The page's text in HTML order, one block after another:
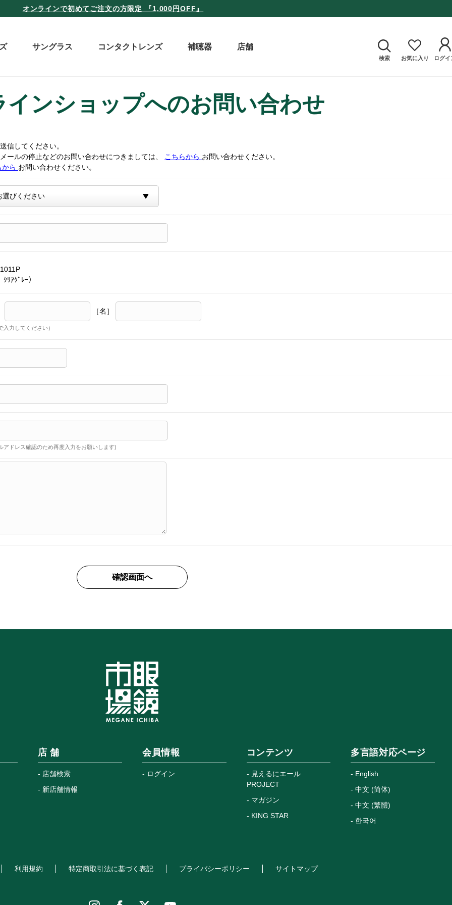
オンラインで初めてご注文の方限定 『1,000円OFF』
サングラス コンタクトレンズ 補聴器 店舗
検索 お気に入り ログイ
インショップへのお問い合わせ
信してください。
ルの停止などのお問い合わせにつきましては、
こちらから お問い合わせください。
ら お問い合わせください。
ｱｸﾞﾚｰ）
［名］
入力してください）
アドレス確認のため再度入力をお願いします)
店 舗
店舗検索
新店舗情報
会員情報
ログイン
コンテンツ
見えるにエール
PROJECT
マガジン
KING STAR
多言語対応ページ
English
中文 (简体)
中文 (繁體)
한국어
利用規約 特定商取引法に基づく表記 プライバシーポリシー サイトマップ